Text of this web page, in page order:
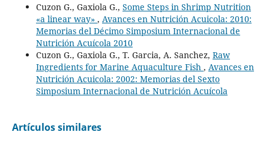
Cuzon G., Gaxiola G., Some Steps in Shrimp Nutrition
«a linear way» , Avances en Nutrición Acuicola: 2010:
Memorias del Décimo Simposium Internacional de
Nutrición Acuícola 2010
Cuzon G., Gaxiola G., T. Garcia, A. Sanchez, Raw
Ingredients for Marine Aquaculture Fish , Avances en
Nutrición Acuicola: 2002: Memorias del Sexto
Simposium Internacional de Nutrición Acuícola
Artículos similares